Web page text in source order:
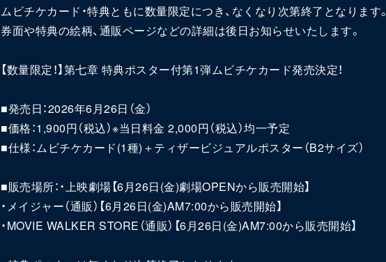
ムビチケカード・特典ともに数量限定につき、なくなり次第終了となります。
券面や特典の絵柄、通販ページなどの詳細は後日お知らせいたします。
【数量限定！】第七章 特典ポスター付第1弾ムビチケカード発売決定！
■発売日：2026年6月26日（金）
■価格：1,900円（税込）※当日料金 2,000円（税込）均一予定
■仕様：ムビチケカード(1種)＋ティザービジュアルポスター（B2サイズ）
■販売場所：・上映劇場【6月26日(金)劇場OPENから販売開始】
・メイジャー（通販）【6月26日(金)AM7:00から販売開始】
・MOVIE WALKER STORE（通販）【6月26日(金)AM7:00から販売開始】